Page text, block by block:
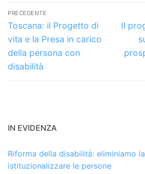
Navigazione
articoli
PRECEDENTE
Articolo
precedente:
Toscana: il Progetto di
vita e la Presa in carico
della persona con
disabilità
Il
IN EVIDENZA
Riforma della disabilità: eliminiamo
istituzionalizzare le persone